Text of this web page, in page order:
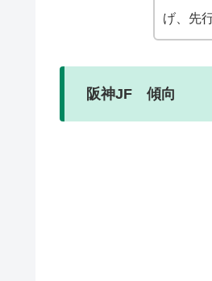
げ、先
阪神JF 傾向